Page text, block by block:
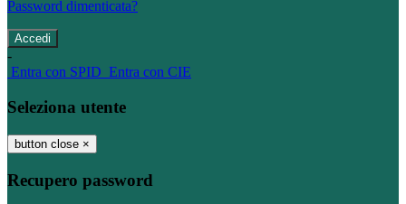
Password dimenticata?
-
Entra con SPID Entra con CIE
Seleziona utente
button close ×
Recupero password